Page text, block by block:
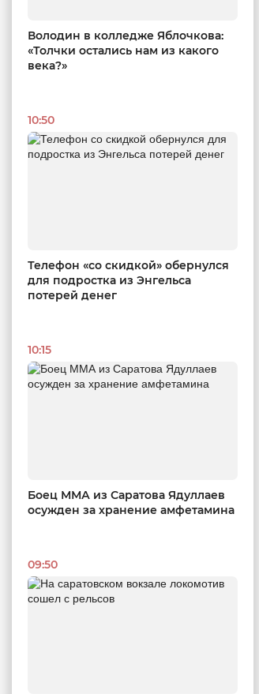
Володин в колледже Яблочкова:
«Толчки остались нам из какого
века?»
10:50
Телефон «со скидкой» обернулся
для подростка из Энгельса
потерей денег
10:15
Боец ММА из Саратова Ядуллаев
осужден за хранение амфетамина
09:50